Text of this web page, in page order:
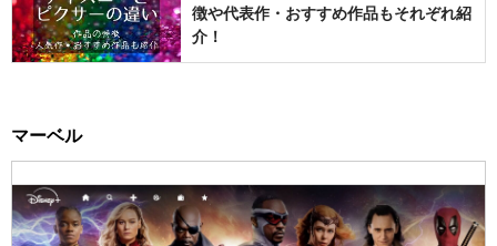
徴や代表作・おすすめ作品もそれぞれ紹
介！
マーベル